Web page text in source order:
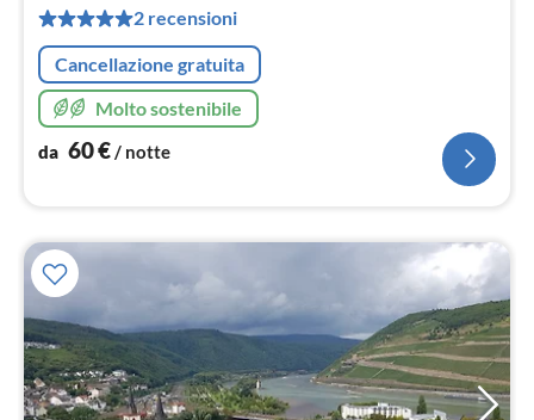
2 recensioni
Cancellazione gratuita
Molto sostenibile
da 60€/ notte